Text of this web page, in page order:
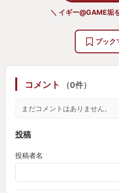
更に今作はそのストーリー
オリティも素晴らしいが、
存在感が圧倒的。
敵なのにカッコよく、エモ
取り敢えずこのシネマティ
を1周観るだけでもオススメ
見下ろし型視点のアクショ
自キャラクター（クラス）
＼ イギー@GAME垢
ブック
コメント （0件）
まだコメントはありません。
投稿
投稿者名